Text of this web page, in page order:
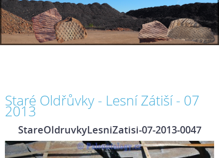
Staré Oldřůvky - Lesní Zátiší - 07
2013
StareOldruvkyLesniZatisi-07-2013-0047